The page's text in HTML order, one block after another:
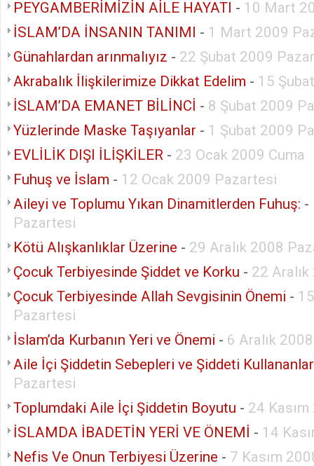
PEYGAMBERİMİZİN AİLE HAYATI - 10 Mart
İSLAM’DA İNSANIN TANIMI - 1 Mart 2009
Günahlardan arınmalıyız - 22 Şubat 2009 Pazar
Akrabalık İlişkilerimize Dikkat Edelim - 15
İSLAM’DA EMANET BİLİNCİ - 8 Şubat 2009
Yüzlerinde Maske Taşıyanlar - 1 Şubat 2009
EVLİLİK DIŞI İLİŞKİLER - 23 Ocak 2009 Cuma
Fuhuş ve İslam - 12 Ocak 2009 Pazartesi
Aileyi ve Toplumu Yıkan Dinamitlerden Fuhuş: -
Pazartesi
Kötü Alışkanlıklar Üzerine - 29 Aralık 2008
Çocuk Terbiyesinde Şiddet ve Korku - 22
Çocuk Terbiyesinde Allah Sevgisinin Önemi -
Pazartesi
İslam’da Kurbanın Yeri ve Önemi - 6 Aralık
Aile İçi Şiddetin Sebepleri ve Şiddeti
Pazartesi
Toplumdaki Aile İçi Şiddetin Boyutu - 24
İSLAMDA İBADETİN YERİ VE ÖNEMİ - 14
Nefis Ve Onun Terbiyesi Üzerine - 7 Kasım